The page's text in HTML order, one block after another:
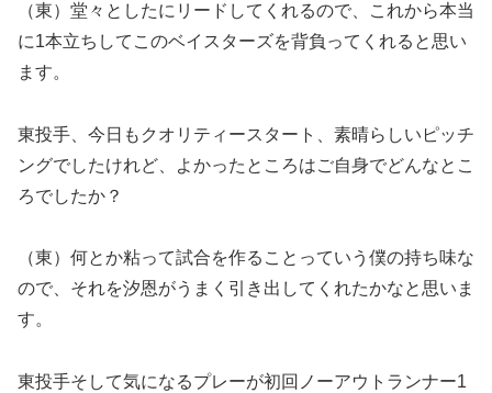
（東）堂々としたにリードしてくれるので、これから本当
に1本立ちしてこのベイスターズを背負ってくれると思い
ます。
東投手、今日もクオリティースタート、素晴らしいピッチ
ングでしたけれど、よかったところはご自身でどんなとこ
ろでしたか？
（東）何とか粘って試合を作ることっていう僕の持ち味な
ので、それを汐恩がうまく引き出してくれたかなと思いま
す。
東投手そして気になるプレーが初回ノーアウトランナー1